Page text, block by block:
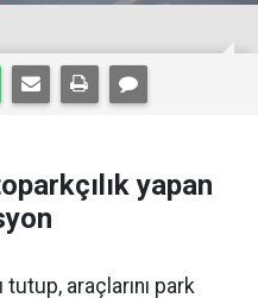
yapan
tutup, araçlarını park